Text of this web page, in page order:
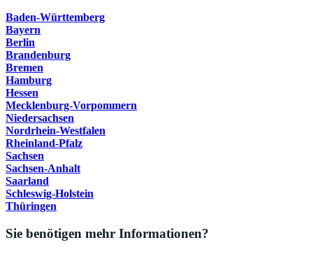
Baden-Württemberg
Bayern
Berlin
Brandenburg
Bremen
Hamburg
Hessen
Mecklenburg-Vorpommern
Niedersachsen
Nordrhein-Westfalen
Rheinland-Pfalz
Sachsen
Sachsen-Anhalt
Saarland
Schleswig-Holstein
Thüringen
Sie benötigen mehr Informationen?